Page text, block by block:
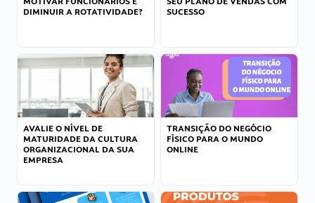
DIMINUIR A ROTATIVIDADE?
SUCESSO
AVALIE O NÍVEL DE
MATURIDADE DA CULTURA
ORGANIZACIONAL DA SUA
EMPRESA
TRANSIÇÃO DO NEGÓCIO
FÍSICO PARA O MUNDO
ONLINE